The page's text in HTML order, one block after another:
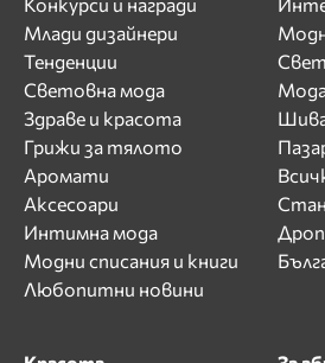
Млади дизайнери
Тенденции
Световна мода
Здраве и красота
Грижи за тялото
Аромати
Аксесоари
Интимна мода
Модни списания и книги
Любопитни новини